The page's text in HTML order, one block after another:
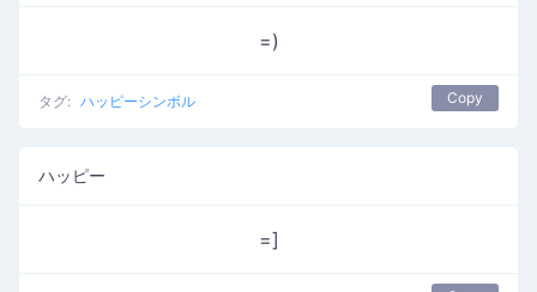
=)
タグ: ハッピーシンボル Copy
ハッピー
=]